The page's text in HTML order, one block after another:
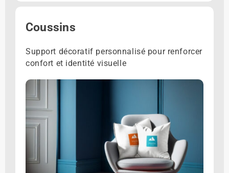
Coussins
Support décoratif personnalisé pour renforcer
confort et identité visuelle